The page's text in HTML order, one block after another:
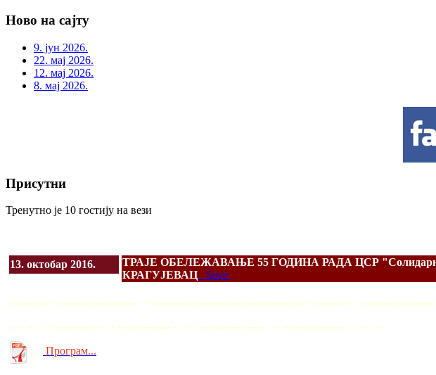
Ново на сајту
9. јун 2026.
22. мај 2026.
12. мај 2026.
8. мај 2026.
Присутни
Тренутно је 10 гостију на вези
13. октобар 2016.
ТРАЈЕ ОБЕЛЕЖАВАЊЕ 55 ГОДИНА РАДА ЦСР
КРАГУЈЕВАЦ
Save
............... . ............................ . ......................................................... . ............ . .
.. . . .. . . .. ............... . . . ................... . . . . ........................ . . . ...................... . . . . . . .
Програм...